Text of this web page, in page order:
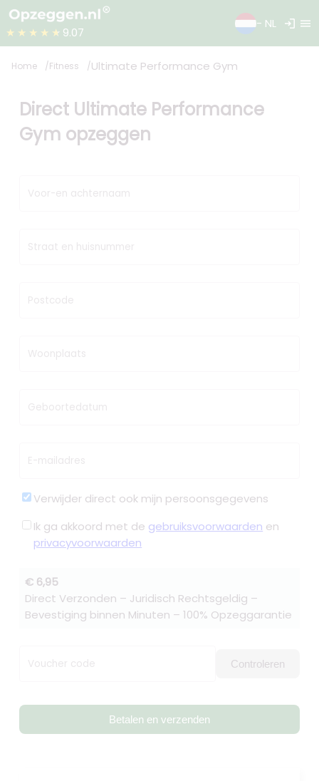
★★★★★ 9.07
- NL login menu
Home Fitness Ultimate Performance Gym
Direct Ultimate Performance
Gym opzeggen
Voor-en achternaam
Straat en huisnummer
Postcode
Woonplaats
Geboortedatum
E-mailadres
Verwijder direct ook mijn persoonsgegevens
Ik ga akkoord met de gebruiksvoorwaarden en
privacyvoorwaarden
€ 6,95
Direct Verzonden – Juridisch Rechtsgeldig –
Bevestiging binnen Minuten – 100% Opzeggarantie
Voucher code Controleren
Betalen en verzenden